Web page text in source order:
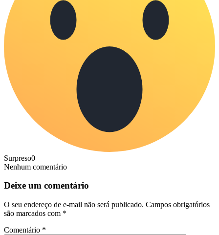
Surpreso0
Nenhum comentário
Deixe um comentário
O seu endereço de e-mail não será publicado. Campos obrigatórios
são marcados com *
Comentário *